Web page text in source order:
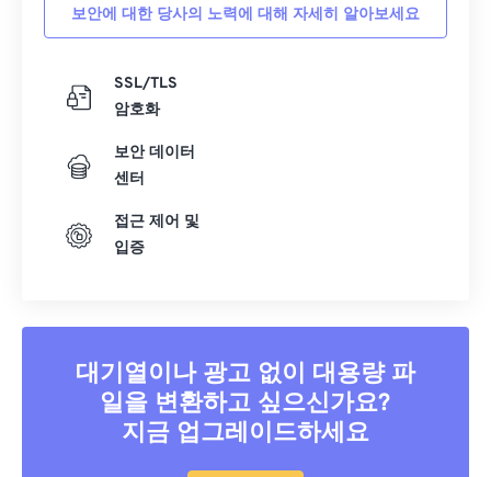
보안에 대한 당사의 노력에 대해 자세히 알아보세요
SSL/TLS
암호화
보안 데이터
센터
접근 제어 및
입증
대기열이나 광고 없이 대용량 파
일을 변환하고 싶으신가요?
지금 업그레이드하세요